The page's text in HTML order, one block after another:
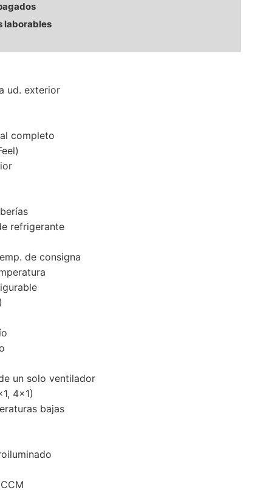
laborables
ud. exterior
completo
refrigerante
de consigna
un solo ventilador
4×1)
bajas